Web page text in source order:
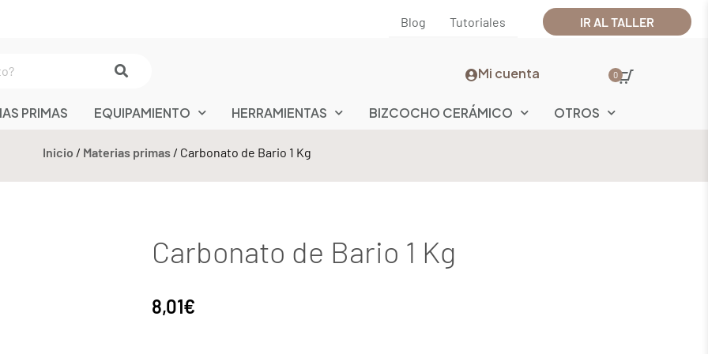
Blog Tutoriales IR AL TALLER
Mi cuenta 0
PRIMAS EQUIPAMIENTO HERRAMIENTAS BIZCOCHO CERÁMICO OTROS
Inicio / Materias primas / Carbonato de Bario 1 Kg
Carbonato de Bario 1 Kg
8,01€